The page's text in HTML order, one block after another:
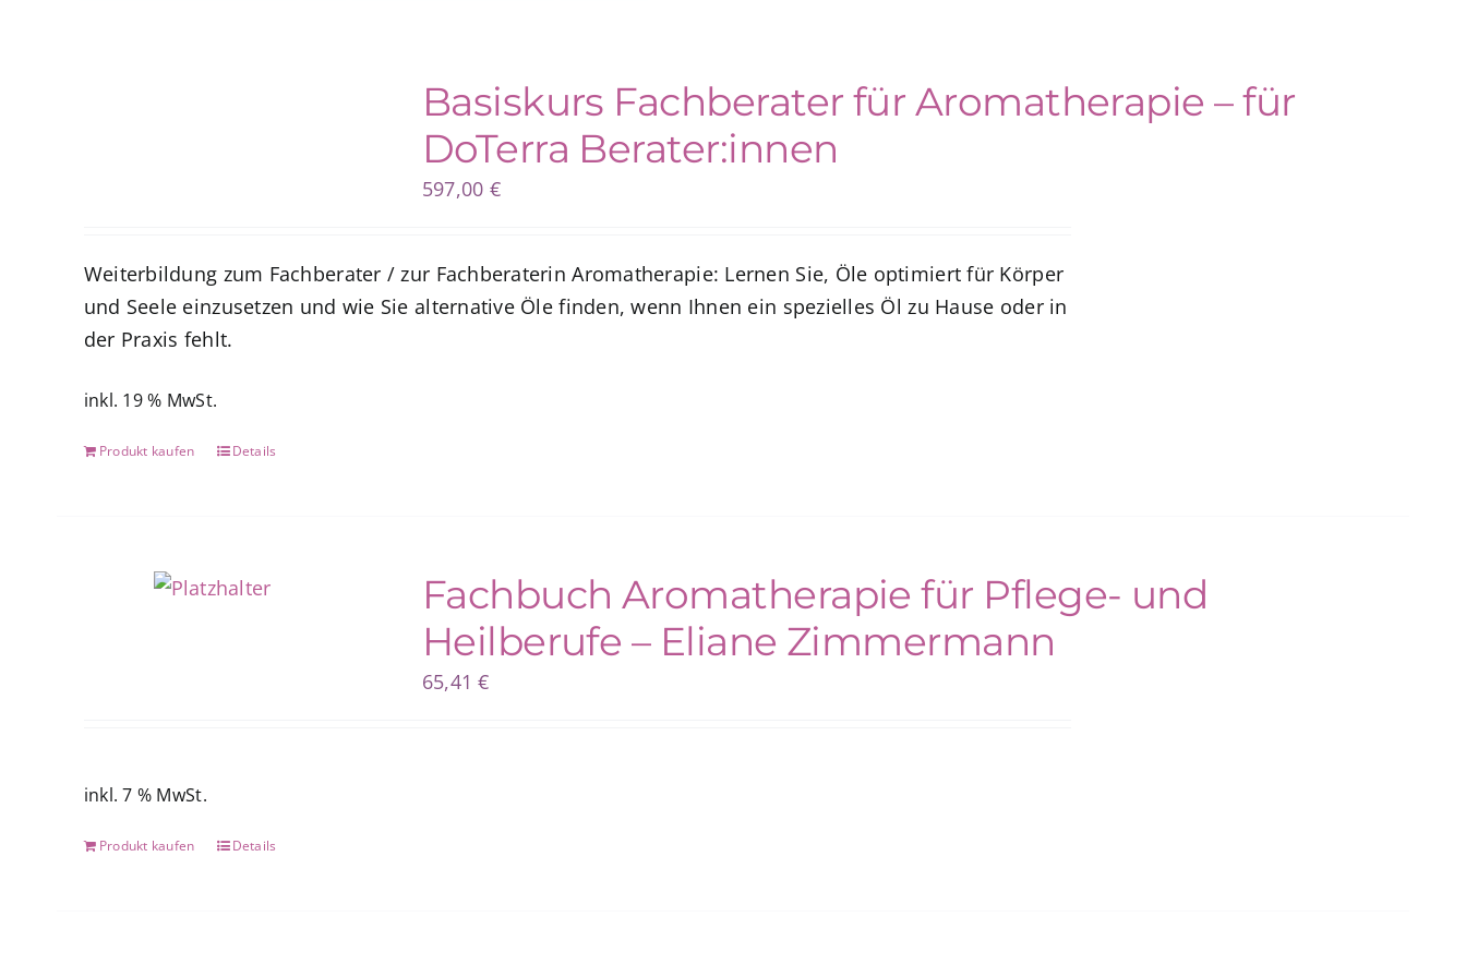
Basiskurs Fachberater für Aromatherapie – für
DoTerra Berater:innen
597,00 €
Weiterbildung zum Fachberater / zur Fachberaterin Aromatherapie: Lernen Sie, Öle optimiert für Körper
und Seele einzusetzen und wie Sie alternative Öle finden, wenn Ihnen ein spezielles Öl zu Hause oder in
der Praxis fehlt.
inkl. 19 % MwSt.
Produkt kaufen Details
Fachbuch Aromatherapie für Pflege- und
Heilberufe – Eliane Zimmermann
65,41€
inkl. 7 % MwSt.
Produkt kaufen Details